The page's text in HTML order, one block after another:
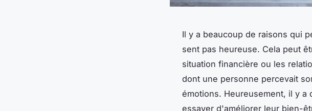
Il y a beaucoup de raisons qui
sent pas heureuse. Cela peut
situation financière ou les
dont une personne percevait
émotions. Heureusement, il y
essayer d'améliorer leur bien-